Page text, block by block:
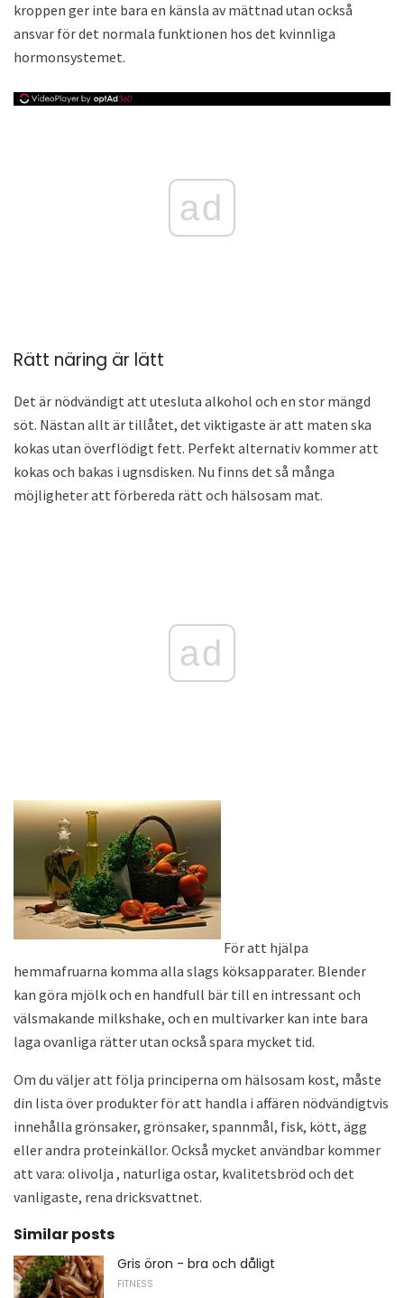
kroppen ger inte bara en känsla av mättnad utan också
ansvar för det normala funktionen hos det kvinnliga
hormonsystemet.
ad
Rätt näring är lätt
Det är nödvändigt att utesluta alkohol och en stor mängd
söt. Nästan allt är tillåtet, det viktigaste är att maten ska
kokas utan överflödigt fett. Perfekt alternativ kommer att
kokas och bakas i ugnsdisken. Nu finns det så många
möjligheter att förbereda rätt och hälsosam mat.
ad
För att hjälpa
hemmafruarna komma alla slags köksapparater. Blender
kan göra mjölk och en handfull bär till en intressant och
välsmakande milkshake, och en multivarker kan inte bara
laga ovanliga rätter utan också spara mycket tid.
Om du väljer att följa principerna om hälsosam kost, måste
din lista över produkter för att handla i affären nödvändigtvis
innehålla grönsaker, grönsaker, spannmål, fisk, kött, ägg
eller andra proteinkällor. Också mycket användbar kommer
att vara: olivolja , naturliga ostar, kvalitetsbröd och det
vanligaste, rena dricksvattnet.
Similar posts
Gris öron - bra och dåligt
FITNESS